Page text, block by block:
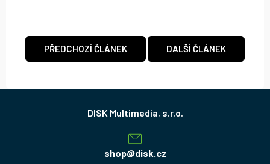
PŘEDCHOZÍ ČLÁNEK DALŠÍ ČLÁNEK
shop@disk.cz